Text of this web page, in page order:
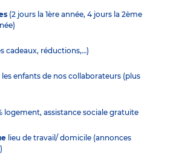
(2 jours la 1ère année, 4 jours la 2ème
cadeaux, réductions,…)
enfants de nos collaborateurs (plus
logement, assistance sociale gratuite
lieu de travail/ domicile (annonces